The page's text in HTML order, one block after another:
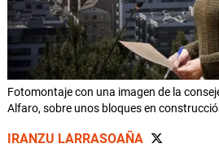
Fotomontaje con una imagen de la
Alfaro, sobre unos bloques en
IRANZU LARRASOAÑA